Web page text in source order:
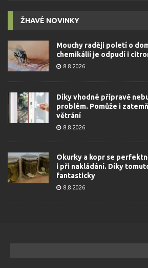
ŽHAVÉ NOVINKY
Mouchy raději poletí o
chemikálií je odpudí i
8.8.2026
Díky vhodné přípravě
problém. Pomůže i
větrání
8.8.2026
Okurky a kopr se
i při nakládání. Díky
fantasticky
8.8.2026